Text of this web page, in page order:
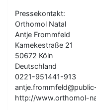
Pressekontakt:
Orthomol Natal
Antje Frommfeld
Kamekestraße 21
50672 Köln
Deutschland
0221-951441-913
http://www.orthomol-